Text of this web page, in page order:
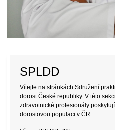
SPLDD
Vítejte na stránkách Sdružení
dorost České republiky. V této
zdravotnické profesionály
dorostovou populaci v ČR.